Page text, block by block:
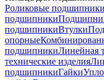
Роликовые подшипники
подшипники
подшипникиВтулки
опорные
подшипникиЛинейная
технические изделия
подшипникиГайки